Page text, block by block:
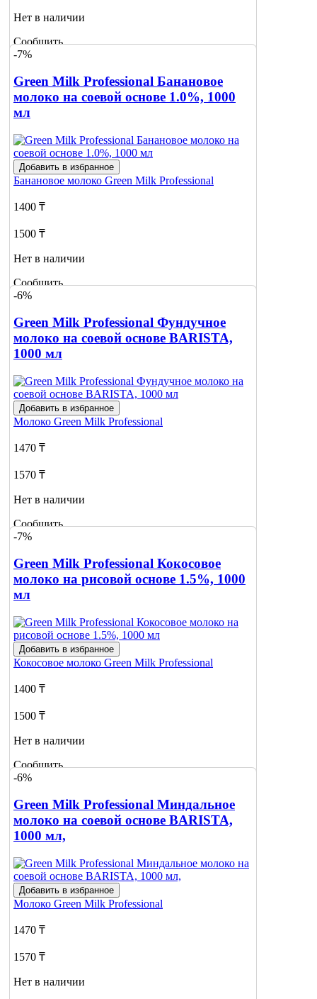
Нет в наличии
Сообщить
о наличии
-7%
Green Milk Professional Банановое
молоко на соевой основе 1.0%, 1000
мл
Добавить в избранное
Банановое молоко Green Milk Professional
1400 ₸
1500 ₸
Нет в наличии
Сообщить
о наличии
-6%
Green Milk Professional Фундучное
молоко на соевой основе BARISTA,
1000 мл
Добавить в избранное
Молоко Green Milk Professional
1470 ₸
1570 ₸
Нет в наличии
Сообщить
о наличии
-7%
Green Milk Professional Кокосовое
молоко на рисовой основе 1.5%, 1000
мл
Добавить в избранное
Кокосовое молоко Green Milk Professional
1400 ₸
1500 ₸
Нет в наличии
Сообщить
о наличии
-6%
Green Milk Professional Миндальное
молоко на соевой основе BARISTA,
1000 мл,
Добавить в избранное
Молоко Green Milk Professional
1470 ₸
1570 ₸
Нет в наличии